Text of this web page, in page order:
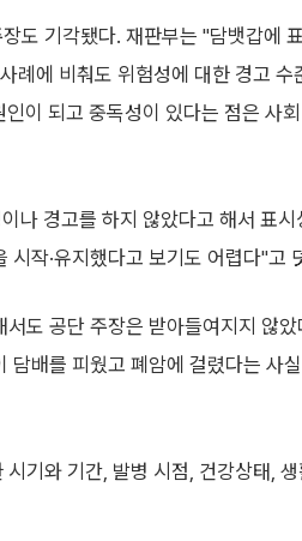
도 기각됐다. 재판부는 "담뱃갑에
례에 비춰도 위험성에 대한 경고 수
이 되고 중독성이 있다는 점은 사
나 경고를 하지 않았다고 해서 표시
작·유지했다고 보기도 어렵다"고
도 공단 주장은 받아들여지지 않
담배를 피웠고 폐암에 걸렸다는 사
기와 기간, 발병 시점, 건강상태,